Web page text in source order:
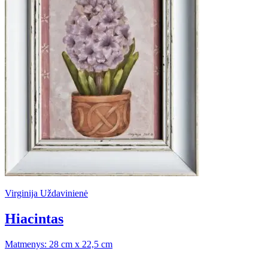
Virginija Uždavinienė
Hiacintas
Matmenys: 28 cm x 22,5 cm